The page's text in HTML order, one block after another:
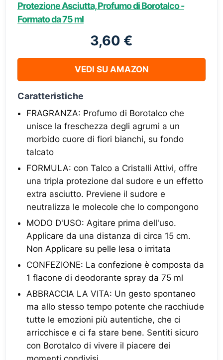
Protezione Asciutta, Profumo di Borotalco -
Formato da 75 ml
3,60 €
VEDI SU AMAZON
Caratteristiche
FRAGRANZA: Profumo di Borotalco che
unisce la freschezza degli agrumi a un
morbido cuore di fiori bianchi, su fondo
talcato
FORMULA: con Talco a Cristalli Attivi, offre
una tripla protezione dal sudore e un effetto
extra asciutto. Previene il sudore e
neutralizza le molecole che lo compongono
MODO D'USO: Agitare prima dell'uso.
Applicare da una distanza di circa 15 cm.
Non Applicare su pelle lesa o irritata
CONFEZIONE: La confezione è composta da
1 flacone di deodorante spray da 75 ml
ABBRACCIA LA VITA: Un gesto spontaneo
ma allo stesso tempo potente che racchiude
tutte le emozioni più autentiche, che ci
arricchisce e ci fa stare bene. Sentiti sicuro
con Borotalco di vivere il piacere dei